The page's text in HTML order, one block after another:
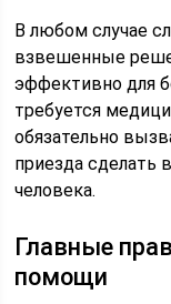
В любом случае
взвешенные
эффективно для
требуется
обязательно
приезда сделать
человека.
Главные
помощи